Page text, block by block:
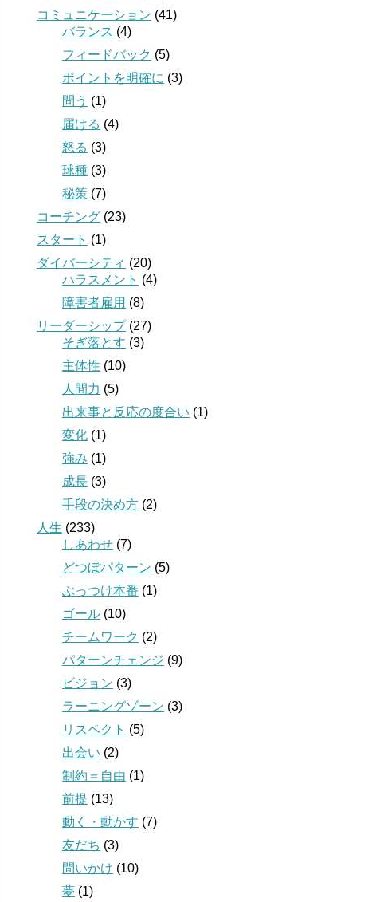
コミュニケーション (41)
バランス (4)
フィードバック (5)
ポイントを明確に (3)
問う (1)
届ける (4)
怒る (3)
球種 (3)
秘策 (7)
コーチング (23)
スタート (1)
ダイバーシティ (20)
ハラスメント (4)
障害者雇用 (8)
リーダーシップ(27)
そぎ落とす (3)
主体性 (10)
人間力 (5)
出来事と反応の度合い (1)
変化 (1)
強み (1)
成長 (3)
手段の決め方 (2)
人生 (233)
しあわせ (7)
どつぼパターン (5)
ぶっつけ本番 (1)
ゴール (10)
チームワーク (2)
パターンチェンジ (9)
ビジョン (3)
ラーニングゾーン (3)
リスペクト (5)
出会い (2)
制約＝自由 (1)
前提 (13)
動く・動かす (7)
友だち (3)
問いかけ (10)
夢 (1)